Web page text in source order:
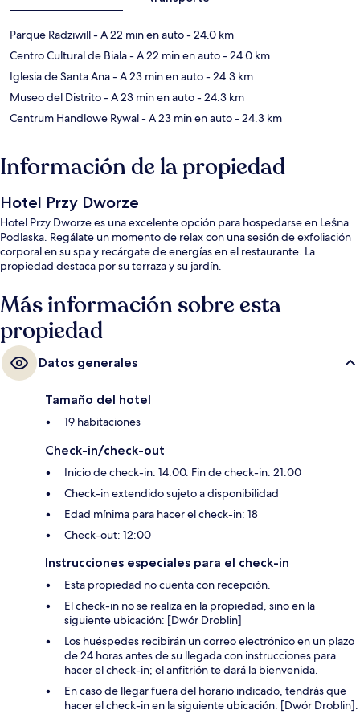
Parque Radziwill- A 22 min en auto- 24.0 km
Centro Cultural de Biala- A 22 min en auto- 24.0 km
Iglesia de Santa Ana- A 23 min en auto- 24.3 km
Museo del Distrito- A 23 min en auto- 24.3 km
Centrum Handlowe Rywal- A 23 min en auto- 24.3 km
Información de la propiedad
Hotel Przy Dworze
Hotel Przy Dworze es una excelente opción para hospedarse en Leśna
Podlaska. Regálate un momento de relax con una sesión de exfoliación
corporal en su spa y recárgate de energías en el restaurante. La
propiedad destaca por su terraza y su jardín.
Más información sobre esta
propiedad
Datos generales
Tamaño del hotel
19 habitaciones
Check-in/check-out
Inicio de check-in: 14:00. Fin de check-in: 21:00
Check-in extendido sujeto a disponibilidad
Edad mínima para hacer el check-in: 18
Check-out: 12:00
Instrucciones especiales para el check-in
Esta propiedad no cuenta con recepción.
El check-in no se realiza en la propiedad, sino en la
siguiente ubicación: [Dwór Droblin]
Los huéspedes recibirán un correo electrónico en un plazo
de 24 horas antes de su llegada con instrucciones para
hacer el check-in; el anfitrión te dará la bienvenida.
En caso de llegar fuera del horario indicado, tendrás que
hacer el check-in en la siguiente ubicación: [Dwór Droblin].